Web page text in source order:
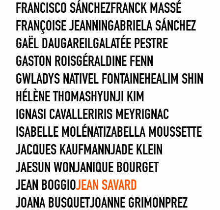
FRANCISCO SÁNCHEZFRANCK MASSÉ
FRANÇOISE JEANNINGABRIELA SÁNCHEZ
GAËL DAUGAREILGALATÉE PESTRE
GASTON ROISGÉRALDINE FENN
GWLADYS NATIVEL FONTAINEHEALIM SHIN
HÉLÈNE THOMASHYUNJI KIM
IGNASI CAVALLERIRIS MEYRIGNAC
ISABELLE MOLÉNATIZABELLA MOUSSETTE
JACQUES KAUFMANNJADE KLEIN
JAESUN WONJANIQUE BOURGET
JEAN BOGGIOJEAN SAVARD
JOANA BUSQUETJOANNE GRIMONPREZ